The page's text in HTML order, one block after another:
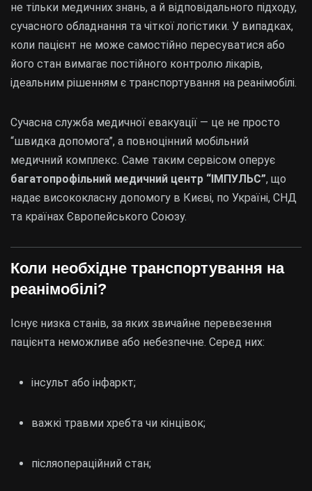
не тільки медичних знань, а й відповідального підходу,
сучасного обладнання та чіткої логістики. У випадках,
коли пацієнт не може самостійно пересуватися або
його стан вимагає постійного контролю лікарів,
ідеальним рішенням є транспортування на реанімобілі.
Сучасна служба медичної евакуації — це не просто
“швидка допомога”, а повноцінний мобільний
медичний комплекс. Саме таким сервісом оперує
багатопрофільний медичний центр “ІМПУЛЬС”, що
надає висококласну допомогу в Києві, по Україні, СНД
та країнах Європейського Союзу.
Коли необхідне транспортування на
реанімобілі?
Існує низка станів, за яких звичайне перевезення
пацієнта неможливе або небезпечне. Серед них:
інсульт або інфаркт;
важкі травми хребта чи кінцівок;
післяопераційний стан;